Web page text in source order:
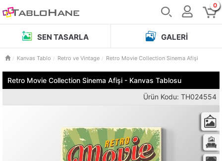
0
SEN TASARLA GALERI
Kanvas Tablo Retro ve Vintage Retro Movie Collection Sinema Afişi
Retro Movie Collection Sinema Afişi - Kanvas Tablosu
Ürün Kodu: TH024554